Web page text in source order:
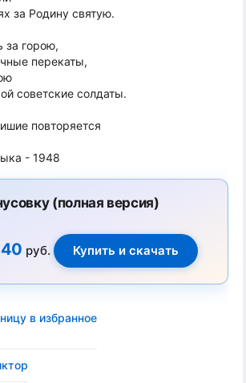
за Родину святую.
за горою,
перекаты,
советские солдаты.
повторяется
- 1948
(полная версия)
руб.
в избранное